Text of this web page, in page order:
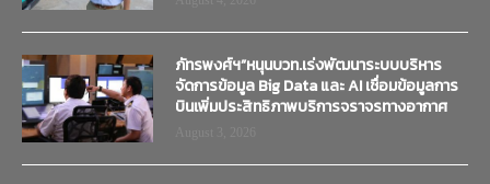
ภัทรพงศ์ฯ”หนุนบวท.เร่งพัฒนาระบบบริหาร
จัดการข้อมูล Big Data และ AI เชื่อมข้อมูลการ
บินเพิ่มประสิทธิภาพบริการจราจรทางอากาศ